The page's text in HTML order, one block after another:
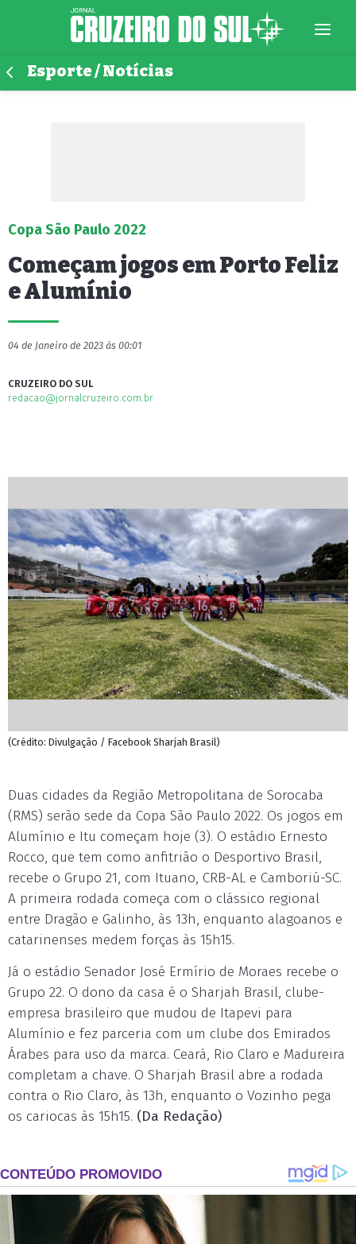
Esporte / Notícias
Copa São Paulo 2022
Começam jogos em Porto Feliz
e Alumínio
04 de Janeiro de 2023 às 00:01
CRUZEIRO DO SUL
redacao@jornalcruzeiro.com.br
(Crédito: Divulgação / Facebook Sharjah Brasil)
Duas cidades da Região Metropolitana de Sorocaba
(RMS) serão sede da Copa São Paulo 2022. Os jogos em
Alumínio e Itu começam hoje (3). O estádio Ernesto
Rocco, que tem como anfitrião o Desportivo Brasil,
recebe o Grupo 21, com Ituano, CRB-AL e Camboriú-SC.
A primeira rodada começa com o clássico regional
entre Dragão e Galinho, às 13h, enquanto alagoanos e
catarinenses medem forças às 15h15.
Já o estádio Senador José Ermírio de Moraes recebe o
Grupo 22. O dono da casa é o Sharjah Brasil, clube-
empresa brasileiro que mudou de Itapevi para
Alumínio e fez parceria com um clube dos Emirados
Árabes para uso da marca. Ceará, Rio Claro e Madureira
completam a chave. O Sharjah Brasil abre a rodada
contra o Rio Claro, às 13h, enquanto o Vozinho pega
os cariocas às 15h15. (Da Redação)